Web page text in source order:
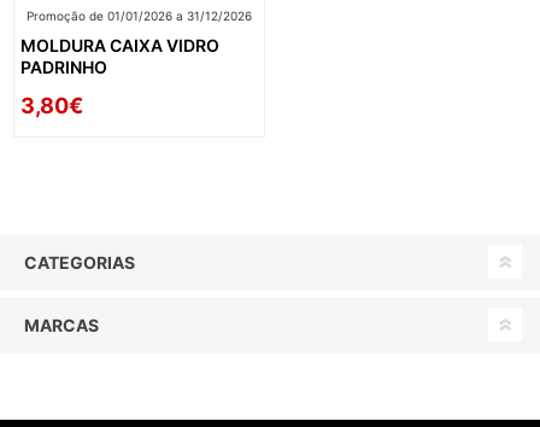
Promoção de 01/01/2026 a 31/12/2026
MOLDURA CAIXA VIDRO
PADRINHO
3,80€
CATEGORIAS
MARCAS